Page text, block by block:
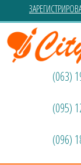
(063)
(095)
(096)